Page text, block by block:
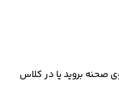
صحنه بروید یا در کلاس